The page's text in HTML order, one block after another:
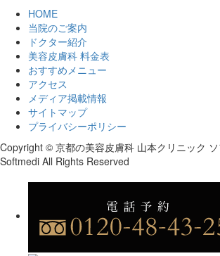
HOME
当院のご案内
ドクター紹介
美容皮膚科 料金表
おすすめメニュー
アクセス
メディア掲載情報
サイトマップ
プライバシーポリシー
Copyright © 京都の美容皮膚科 山本クリニック ソ
Softmedi All Rights Reserved